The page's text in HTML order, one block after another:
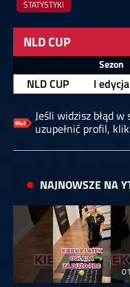
STATYSTYKI
NLD CUP
Sezon
NLD CUP I edycja
Jeśli widzisz błąd
uzupełnić profil,
NAJNOWSZE NA